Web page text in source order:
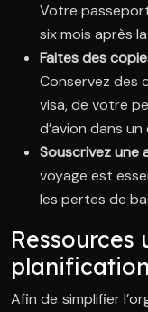
Votre
six mois après
Faites des
Conservez des
visa, de votre
d’avion dans
Souscrivez une
voyage est
les pertes de
Ressources
planification
Afin de simplifier